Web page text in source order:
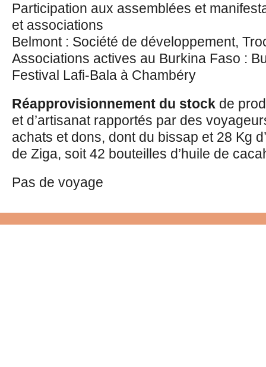
Participation aux assemblées et
et associations
Belmont : Société de développement,
Associations actives au Burkina Faso :
Festival Lafi-Bala à Chambéry
Réapprovisionnement du stock de
et d’artisanat rapportés par des
achats et dons, dont du bissap et 28 Kg
de Ziga, soit 42 bouteilles d’huile de
Pas de voyage